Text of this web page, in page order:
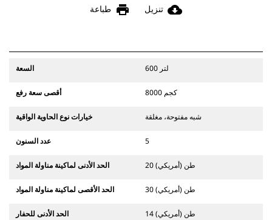
cloud_download تنزيل print طباعة
السعة 600 لتر
أقصى سعة رفع 8000 كجم
خيارات نوع الحاوية الواقية شبه مفتوحة، مغلقة
عدد السنون 5
الحد الأدنى لماكينة مناولة المواد 20 طن (أمريكي)
الحد الأقصى لماكينة مناولة المواد 30 طن (أمريكي)
الحد الأدنى للحفار 14 طن (أمريكي)